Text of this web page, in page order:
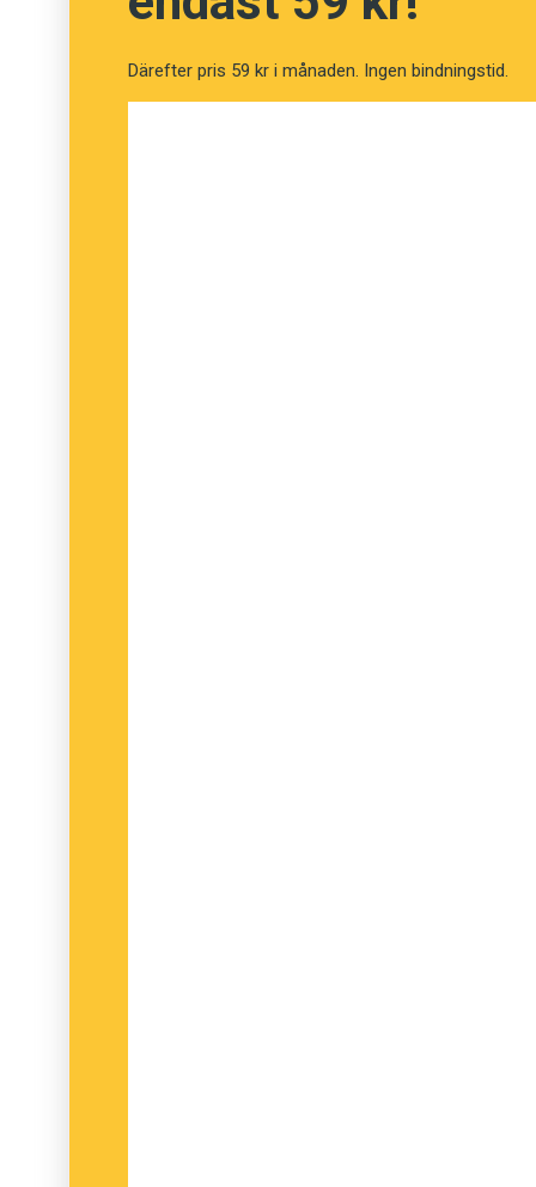
Här går det alltså inte att säga vad som är
sätter sig i längden.
Därefter pris 59 kr i månaden. Ingen bindningstid.